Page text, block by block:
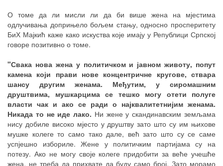
О томе да ли мисли ли да би више жена на мјестима
одлучивања доприњело бољем стању, односно просперитету
БиХ Мајкић каже како искуства које имају у Републици Српској
говоре позитивно о томе.
"Свака нова жена у политичком и јавном животу, попут
камена који прави нове концентричне кругове, ствара
шансу другим женама. Међутим, у сиромашним
друштвима, мушкарцима се тешко могу отети полуге
власти чак и ако се ради о најквалитетнијим женама.
Никада то не иде лако. Ни жене у скандинавским земљама
нису добиле високо мјесто у друштву зато што су им њихове
мушке колеге то само тако дале, већ зато што су се саме
успјешно избориле. Жене у политичким партијама су на
потезу. Ако не могу своје колеге придобити за веће учешће
жена, не треба да прихвате да буду само број. Зато морамо